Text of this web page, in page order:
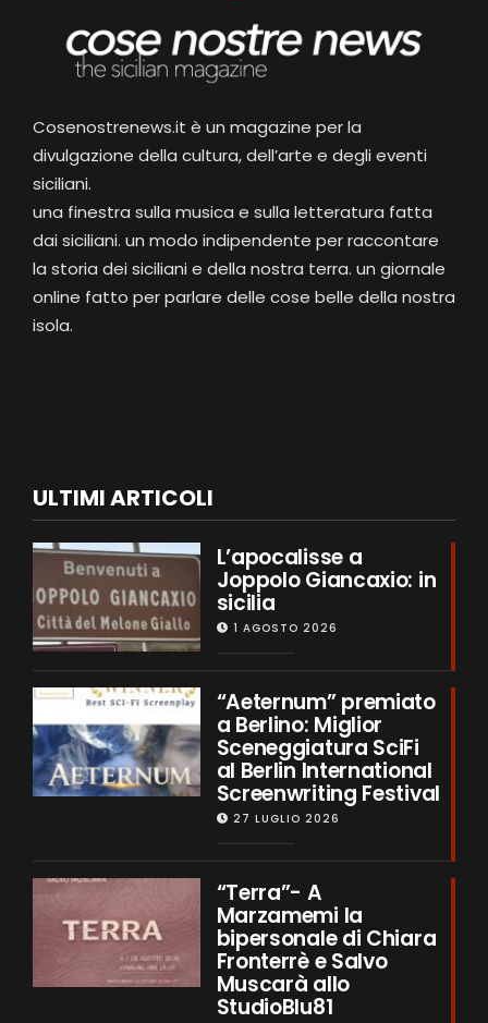
Cosenostrenews.it è un magazine per la
divulgazione della cultura, dell’arte e degli eventi
siciliani.
una finestra sulla musica e sulla letteratura fatta
dai siciliani. un modo indipendente per raccontare
la storia dei siciliani e della nostra terra. un giornale
online fatto per parlare delle cose belle della nostra
isola.
ULTIMI ARTICOLI
L’apocalisse a
Joppolo Giancaxio: in
sicilia
1 AGOSTO 2026
“Aeternum” premiato
a Berlino: Miglior
Sceneggiatura SciFi
al Berlin International
Screenwriting Festival
27 LUGLIO 2026
“Terra”- A
Marzamemi la
bipersonale di Chiara
Fronterrè e Salvo
Muscarà allo
StudioBlu81